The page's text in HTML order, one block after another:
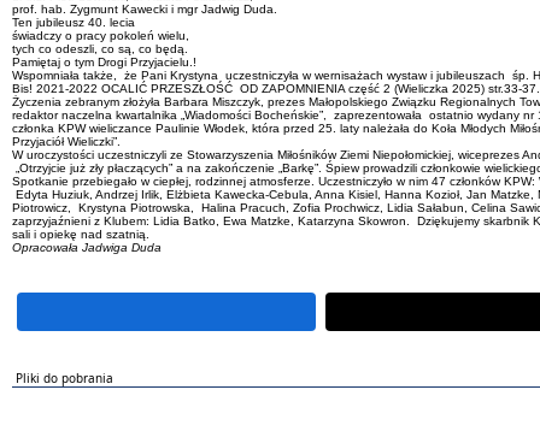
prof. hab. Zygmunt Kawecki i mgr Jadwig Duda.
Ten jubileusz 40. lecia
świadczy o pracy pokoleń wielu,
tych co odeszli, co są, co będą.
Pamiętaj o tym Drogi Przyjacielu.!
Wspomniała także, że Pani Krystyna uczestniczyła w wernisażach wystaw i jubileuszach śp.
Bis! 2021-2022 OCALIĆ PRZESZŁOŚĆ OD ZAPOMNIENIA część 2 (Wieliczka 2025) str.33-37.
Życzenia zebranym złożyła Barbara Miszczyk, prezes Małopolskiego Związku Regionalnych
redaktor naczelna kwartalnika „Wiadomości Bocheńskie”, zaprezentowała ostatnio wydany
członka KPW wieliczance Paulinie Włodek, która przed 25. laty należała do Koła Młodych
Przyjaciół Wieliczki”.
W uroczystości uczestniczyli ze Stowarzyszenia Miłośników Ziemi Niepołomickiej,
„Otrzyjcie już zły płaczących” a na zakończenie „Barkę”. Śpiew prowadzili członkowie
Spotkanie przebiegało w ciepłej, rodzinnej atmosferze. Uczestniczyło w nim 47 członków
Edyta Huziuk, Andrzej Irlik, Elżbieta Kawecka-Cebula, Anna Kisiel, Hanna Kozioł, Jan
Piotrowicz, Krystyna Piotrowska, Halina Pracuch, Zofia Prochwicz, Lidia Sałabun, Celina
zaprzyjaźnieni z Klubem: Lidia Batko, Ewa Matzke, Katarzyna Skowron. Dziękujemy
sali i opiekę nad szatnią.
Opracowała Jadwiga Duda
Pliki do pobrania